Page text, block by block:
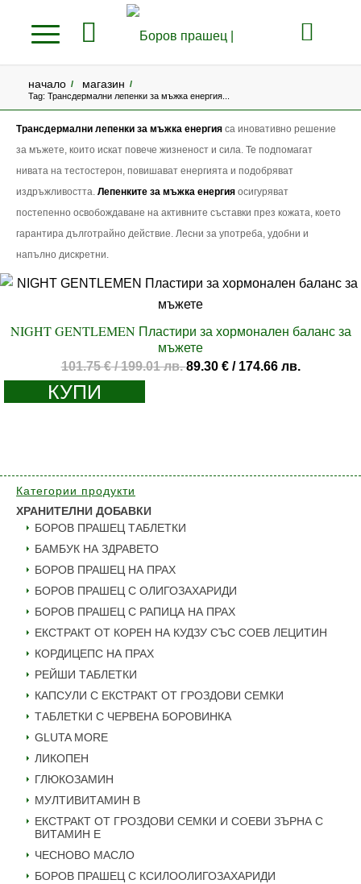
начало / магазин /
Tag: Трансдермални лепенки за мъжка енергия...
Трансдермални лепенки за мъжка енергия са иновативно решение
за мъжете, които искат повече жизненост и сила. Те подпомагат
нивата на тестостерон, повишават енергията и подобряват
издръжливостта. Лепенките за мъжка енергия осигуряват
постепенно освобождаване на активните съставки през кожата, което
гарантира дълготрайно действие. Лесни за употреба, удобни и
напълно дискретни.
NIGHT GENTLEMEN Пластири за хормонален баланс за
мъжете
101.75€/ 199.01 лв.Original
89.30 €/ 174.66 лв.
КУПИ
Категории продукти
ХРАНИТЕЛНИ ДОБАВКИ
БОРОВ ПРАШЕЦ ТАБЛЕТКИ
БАМБУК НА ЗДРАВЕТО
БОРОВ ПРАШЕЦ НА ПРАХ
БОРОВ ПРАШЕЦ С ОЛИГОЗАХАРИДИ
БОРОВ ПРАШЕЦ С РАПИЦА НА ПРАХ
ЕКСТРАКТ ОТ КОРЕН НА КУДЗУ СЪС СОЕВ ЛЕЦИТИН
КОРДИЦЕПС НА ПРАХ
РЕЙШИ ТАБЛЕТКИ
КАПСУЛИ С ЕКСТРАКТ ОТ ГРОЗДОВИ СЕМКИ
ТАБЛЕТКИ С ЧЕРВЕНА БОРОВИНКА
GLUTA MORE
ЛИКОПЕН
ГЛЮКОЗАМИН
МУЛТИВИТАМИН B
ЕКСТРАКТ ОТ ГРОЗДОВИ СЕМКИ И СОЕВИ ЗЪРНА С
ВИТАМИН Е
ЧЕСНОВО МАСЛО
БОРОВ ПРАШЕЦ С КСИЛООЛИГОЗАХАРИДИ